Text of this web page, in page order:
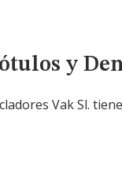
y
Vak Sl.